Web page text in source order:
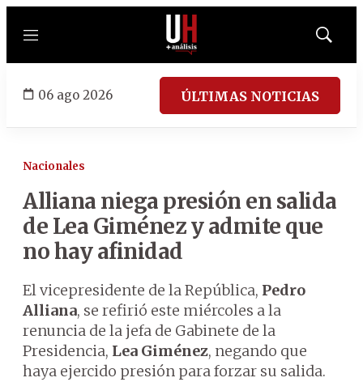
Menú
Mostrar
06 ago 2026 ÚLTIMAS NOTICIAS
Nacionales
Alliana niega presión en salida
de Lea Giménez y admite que
no hay afinidad
El vicepresidente de la República, Pedro
Alliana, se refirió este miércoles a la
renuncia de la jefa de Gabinete de la
Presidencia, Lea Giménez, negando que
haya ejercido presión para forzar su salida.